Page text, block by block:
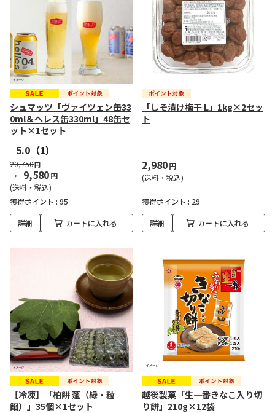
シュマッツ「ヴァイツェン缶33
0ml＆へレス缶330ml」48缶セ
ット×1セット
5.0 （1）
20,750円
9,580円
(送料・税込)
獲得ポイント : 95
詳細 カートに入れる
「しそ漬け梅干 L」1kg×2セッ
ト
2,980円
(送料・税込)
獲得ポイント : 29
詳細 カートに入れる
【冷凍】「柏餅 蓬（緑・粒
餡）」35個×1セット
越後製菓「生一番きなこ入り切
り餅」210g×12袋